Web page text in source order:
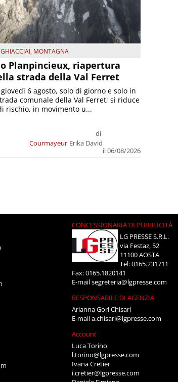
GHIACCIAI, MONTAGNA
Planpincieux, riapertura
strada della Val Ferret
Courmayeur
di
Erika David
il 06/08/2026
6 agosto, solo di giorno e solo in
comunale della Val Ferret; si riduce
rischio, in movimento u...
CONCESSIONARIA DI PUBBLICITÀ
LG PRESSE S.R.L.
via Festaz, 52
11100 AOSTA
Tel: 0165.231711
Fax: 0165.1820141
E-mailsegreteria@lgpresse.com
RESPONSABILE DI AGENZIA
Arianna Gori Chisari
E-maila.chisari@lgpresse.com
Account
Luca Torino
l.torino@lgpresse.com
Ivana Cretier
i.cretier@lgpresse.com